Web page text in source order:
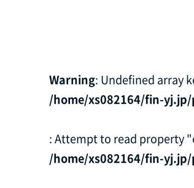
Warning: Undefined array
/home/xs082164/fin-
: Attempt to read property
/home/xs082164/fin-